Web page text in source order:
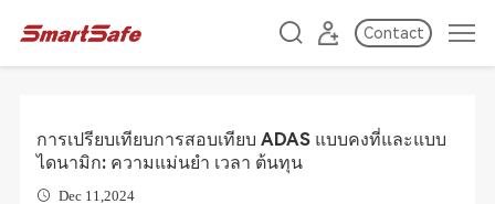
Contact
การเปรียบเทียบการสอบเทียบ ADAS แบบคงที่และแบบ
ไดนามิก: ความแม่นยำ เวลา ต้นทุน
Dec 11,2024